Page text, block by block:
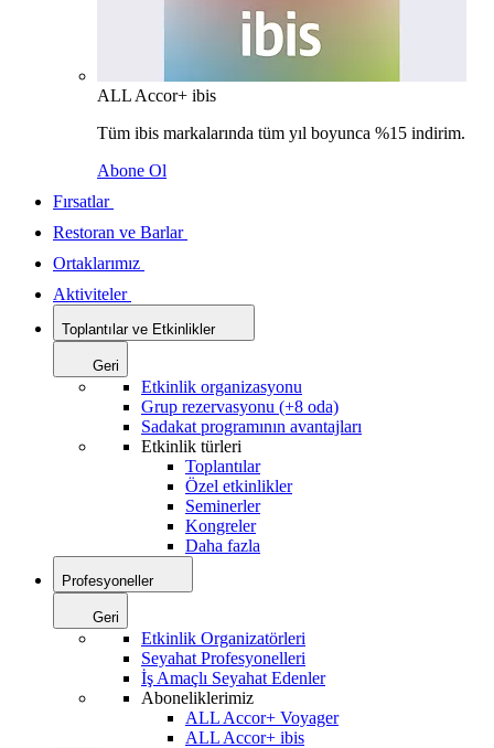
ALL Accor+ ibis
Tüm ibis markalarında tüm yıl boyunca %15 indirim.
Abone Ol
Fırsatlar
Restoran ve Barlar
Ortaklarımız
Aktiviteler
Toplantılar ve Etkinlikler
Geri
Etkinlik organizasyonu
Grup rezervasyonu (+8 oda)
Sadakat programının avantajları
Etkinlik türleri
Toplantılar
Özel etkinlikler
Seminerler
Kongreler
Daha fazla
Profesyoneller
Geri
Etkinlik Organizatörleri
Seyahat Profesyonelleri
İş Amaçlı Seyahat Edenler
Aboneliklerimiz
ALL Accor+ Voyager
ALL Accor+ ibis